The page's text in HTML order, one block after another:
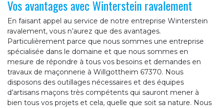
Vos avantages avec Winterstein ravalement
En faisant appel au service de notre entreprise Winterstein
ravalement, vous n’aurez que des avantages.
Particulièrement parce que nous sommes une entreprise
spécialisée dans le domaine et que nous sommes en
mesure de répondre à tous vos besoins et demandes en
travaux de maçonnerie à Willgottheim 67370. Nous
disposons des outillages nécessaires et des équipes
d’artisans maçons très compétents qui sauront mener à
bien tous vos projets et cela, quelle que soit sa nature. Nous